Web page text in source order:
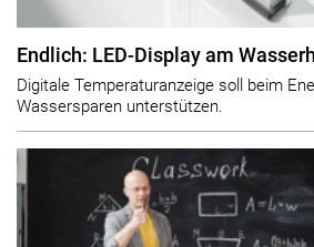
Endlich: LED-Display am
Digitale Temperaturanzeige soll beim
Wassersparen unterstützen.